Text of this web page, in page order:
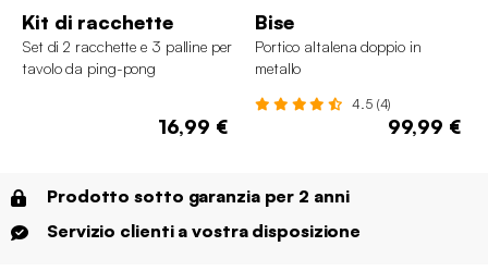
Kit di racchette
Set di 2 racchette e 3 palline per
tavolo da ping-pong
16,99 €
Bise
Portico altalena doppio in
metallo
4.5 (4)
99,99 €
Prodotto sotto garanzia per 2 anni
Servizio clienti a vostra disposizione